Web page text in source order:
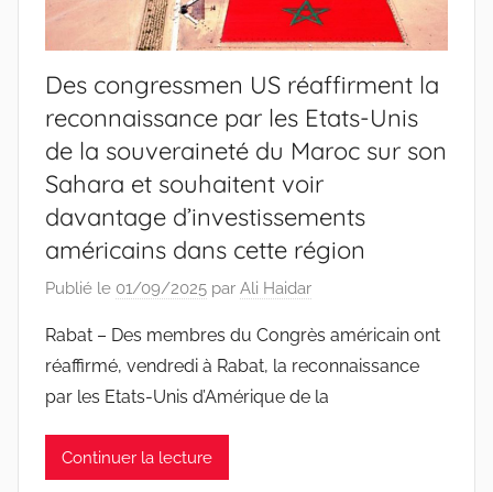
Des congressmen US réaffirment la
reconnaissance par les Etats-Unis
de la souveraineté du Maroc sur son
Sahara et souhaitent voir
davantage d’investissements
américains dans cette région
Publié le 01/09/2025 par Ali Haidar
Rabat – Des membres du Congrès américain ont
réaffirmé, vendredi à Rabat, la reconnaissance
par les Etats-Unis d’Amérique de la
Continuer la lecture